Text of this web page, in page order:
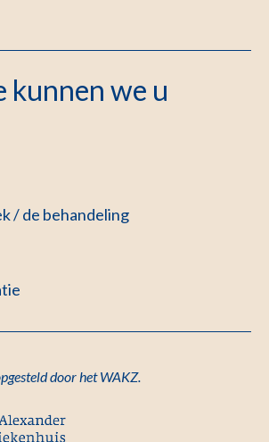
kunnen we u
/ de behandeling
door het WAKZ.